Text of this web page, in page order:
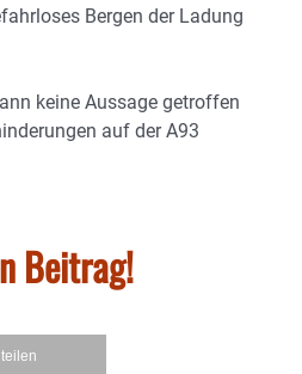
Bergen der Ladung
keine Aussage getroffen
auf der A93
Beitrag!
teilen